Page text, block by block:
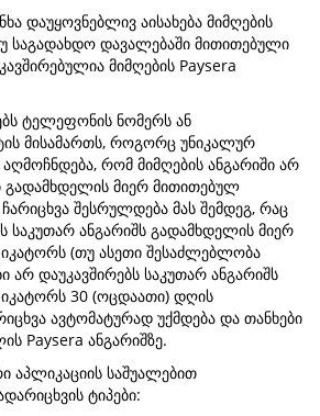
დაუყოვნებლივ აისახება მიმღების
საგადახდო დავალებაში მითითებული
მიმღების Paysera
ტელეფონის ნომერს ან
მისამართს, როგორც უნიკალურ
რომ მიმღების ანგარიში არ
გადამხდელის მიერ მითითებულ
შესრულდება მას შემდეგ, რაც
საკუთარ ანგარიშს გადამხდელის მიერ
(თუ ასეთი შესაძლებლობა
არ დაუკავშირებს საკუთარ ანგარიშს
30 (ოცდაათი) დღის
ავტომატურად უქმდება და თანხები
Paysera ანგარიშზე.
აპლიკაციის საშუალებით
ტიპები: